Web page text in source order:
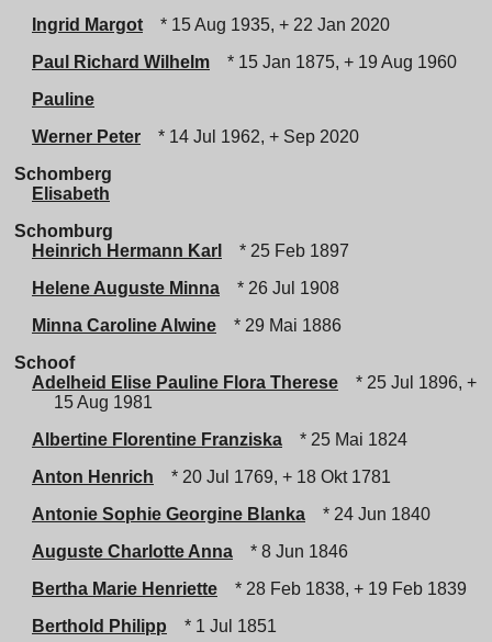
Ingrid Margot
* 15 Aug 1935, + 22 Jan 2020
Paul Richard Wilhelm
* 15 Jan 1875, + 19 Aug 1960
Pauline
Werner Peter
* 14 Jul 1962, + Sep 2020
Schomberg
Elisabeth
Schomburg
Heinrich Hermann Karl
* 25 Feb 1897
Helene Auguste Minna
* 26 Jul 1908
Minna Caroline Alwine
* 29 Mai 1886
Schoof
Adelheid Elise Pauline Flora Therese
* 25 Jul 1896, +
15 Aug 1981
Albertine Florentine Franziska
* 25 Mai 1824
Anton Henrich
* 20 Jul 1769, + 18 Okt 1781
Antonie Sophie Georgine Blanka
* 24 Jun 1840
Auguste Charlotte Anna
* 8 Jun 1846
Bertha Marie Henriette
* 28 Feb 1838, + 19 Feb 1839
Berthold Philipp
* 1 Jul 1851